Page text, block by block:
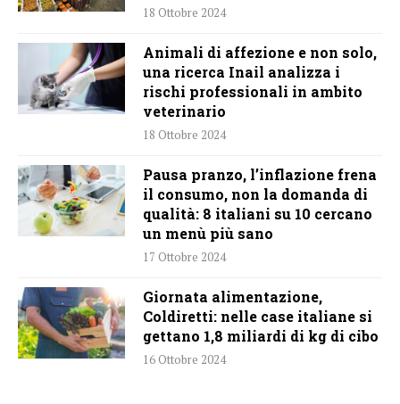
18 Ottobre 2024
Animali di affezione e non solo,
una ricerca Inail analizza i
rischi professionali in ambito
veterinario
18 Ottobre 2024
Pausa pranzo, l’inflazione frena
il consumo, non la domanda di
qualità: 8 italiani su 10 cercano
un menù più sano
17 Ottobre 2024
Giornata alimentazione,
Coldiretti: nelle case italiane si
gettano 1,8 miliardi di kg di cibo
16 Ottobre 2024